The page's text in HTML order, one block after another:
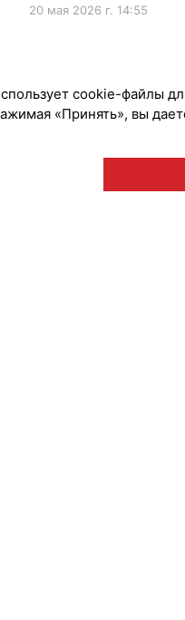
20 мая 2026 г. 14:55
©
cookie-файлы
«Принять», вы